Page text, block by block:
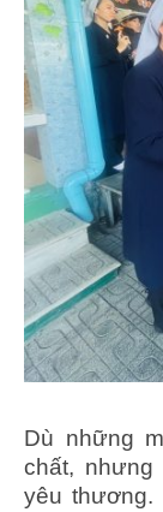
Dù những
chất,
yêu thương.